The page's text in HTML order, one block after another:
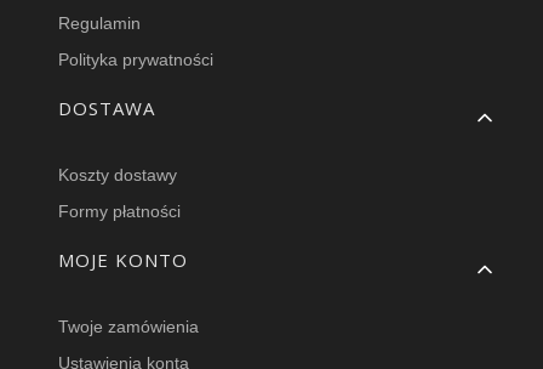
Regulamin
Polityka prywatności
DOSTAWA
Koszty dostawy
Formy płatności
MOJE KONTO
Twoje zamówienia
Ustawienia konta